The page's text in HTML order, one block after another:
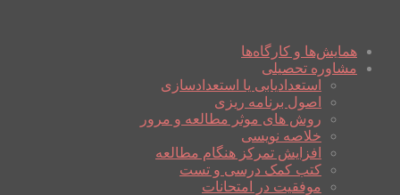
همایش‌ها و کارگاه‌ها
مشاوره تحصیلی
استعدادیابی یا استعدادسازی
اصول برنامه ریزی
روش های موثر مطالعه و مرور
خلاصه نویسی
افزایش تمرکز هنگام مطالعه
کتب کمک درسی و تست
موفقیت در امتحانات